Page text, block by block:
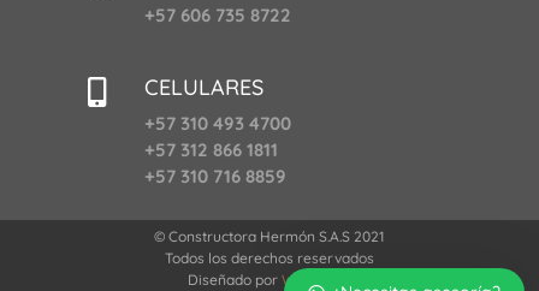
+57 606 735 8722
CELULARES
+57 310 493 4700
+57 312 866 1811
+57 310 716 8859
© Constructora Hermón S.A.S 2021
Todos los derechos reservados
Diseñado por Webeer.co